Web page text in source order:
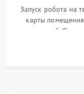
Запуск робота на
карты
препятствий.
Тестирование